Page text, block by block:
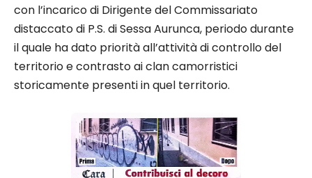
con l’incarico di Dirigente del Commissariato
distaccato di P.S. di Sessa Aurunca, periodo durante
il quale ha dato priorità all’attività di controllo del
territorio e contrasto ai clan camorristici
storicamente presenti in quel territorio.